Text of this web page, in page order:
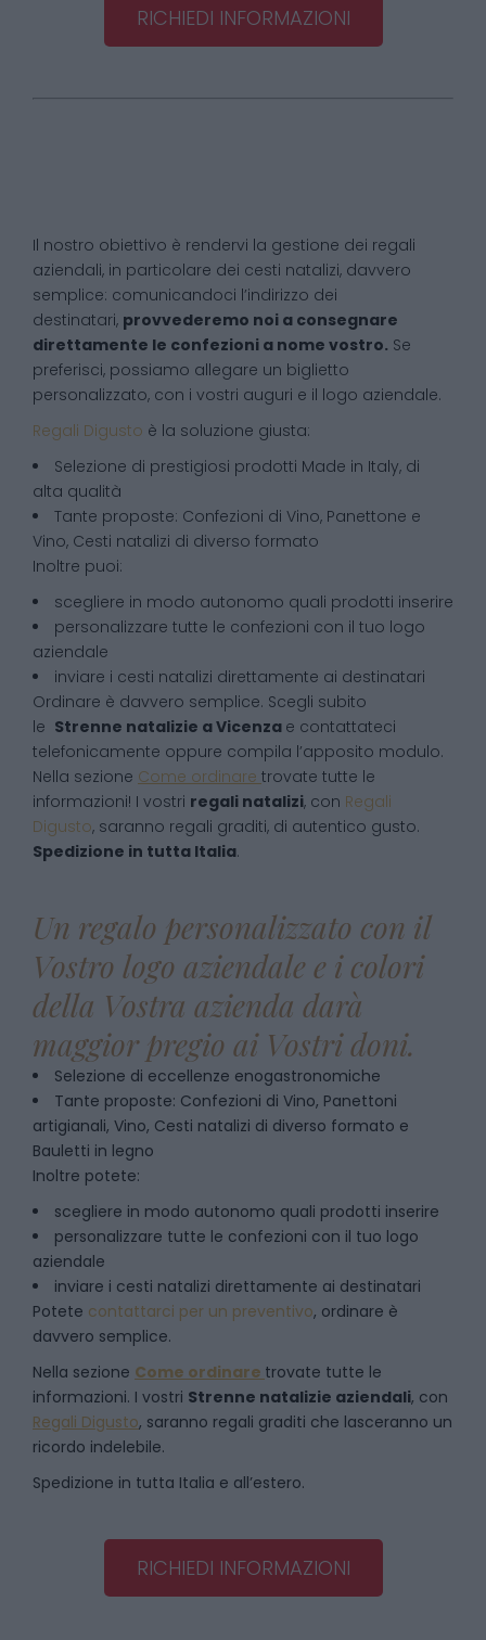
RICHIEDI INFORMAZIONI
Il nostro obiettivo è rendervi la gestione dei regali
aziendali, in particolare dei cesti natalizi, davvero
semplice: comunicandoci l’indirizzo dei
destinatari, provvederemo noi a consegnare
direttamente le confezioni a nome vostro. Se
preferisci, possiamo allegare un biglietto
personalizzato, con i vostri auguri e il logo aziendale.
Regali Digusto è la soluzione giusta:
Selezione di prestigiosi prodotti Made in Italy, di
alta qualità
Tante proposte: Confezioni di Vino, Panettone e
Vino, Cesti natalizi di diverso formato
Inoltre puoi:
scegliere in modo autonomo quali prodotti inserire
personalizzare tutte le confezioni con il tuo logo
aziendale
inviare i cesti natalizi direttamente ai destinatari
Ordinare è davvero semplice. Scegli subito
le Strenne natalizie aVicenza e contattateci
telefonicamente oppure compila l’apposito modulo.
Nella sezione Come ordinare trovate tutte le
informazioni! I vostri regali natalizi, con Regali
Digusto, saranno regali graditi, di autentico gusto.
Spedizione in tutta Italia.
Un regalo personalizzato con il
Vostro logo aziendale e i colori
della Vostra azienda darà
maggior pregio ai Vostri doni.
Selezione di eccellenze enogastronomiche
Tante proposte: Confezioni di Vino, Panettoni
artigianali, Vino, Cesti natalizi di diverso formato e
Bauletti in legno
Inoltre potete:
scegliere in modo autonomo quali prodotti inserire
personalizzare tutte le confezioni con il tuo logo
aziendale
inviare i cesti natalizi direttamente ai destinatari
Potete contattarci per un preventivo, ordinare è
davvero semplice.
Nella sezione Come ordinare trovate tutte le
informazioni. I vostri Strenne natalizie aziendali, con
Regali Digusto, saranno regali graditi che lasceranno un
ricordo indelebile.
Spedizione in tutta Italia e all’estero.
RICHIEDI INFORMAZIONI